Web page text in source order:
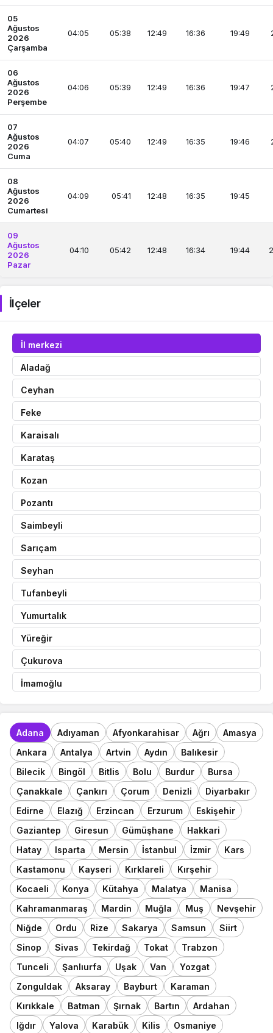
05
Ağustos
2026
Çarşamba
04:05 05:38 12:49 16:36 19:49
06
Ağustos
2026
Perşembe
04:06 05:39 12:49 16:36 19:47
07
Ağustos
2026
Cuma
04:07 05:40 12:49 16:35 19:46
08
Ağustos
2026
Cumartesi
04:09 05:41 12:48 16:35 19:45
09
Ağustos
2026
Pazar
04:10 05:42 12:48 16:34 19:44
İlçeler
İl merkezi
Aladağ
Ceyhan
Feke
Karaisalı
Karataş
Kozan
Pozantı
Saimbeyli
Sarıçam
Seyhan
Tufanbeyli
Yumurtalık
Yüreğir
Çukurova
İmamoğlu
Adana Adıyaman Afyonkarahisar Ağrı
Amasya
Ankara
Antalya Artvin Aydın
Balıkesir
Bilecik
Bingöl Bitlis Bolu Burdur
Bursa
Çanakkale
Çankırı Çorum Denizli
Diyarbakır
Edirne
Elazığ Erzincan Erzurum
Eskişehir
Gaziantep
Giresun Gümüşhane
Hakkari
Hatay
Isparta Mersin İstanbul İzmir
Kars
Kastamonu
Kayseri Kırklareli
Kırşehir
Kocaeli
Konya Kütahya Malatya
Manisa
Kahramanmaraş
Mardin Muğla Muş
Nevşehir
Niğde
Ordu Rize Sakarya Samsun
Siirt
Sinop
Sivas Tekirdağ Tokat
Trabzon
Tunceli
Şanlıurfa Uşak Van
Yozgat
Zonguldak
Aksaray Bayburt
Karaman
Kırıkkale
Batman Şırnak Bartın
Ardahan
Iğdır
Yalova Karabük Kilis Osmaniye